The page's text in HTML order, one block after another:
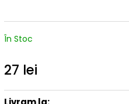
În Stoc
27 lei
preţ: